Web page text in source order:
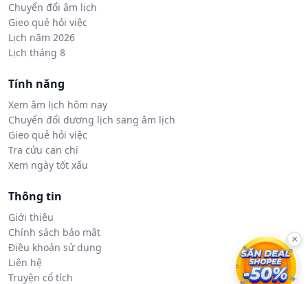
Chuyển đổi âm lịch
Gieo quẻ hỏi việc
Lịch năm 2026
Lịch tháng 8
Tính năng
Xem âm lịch hôm nay
Chuyển đổi dương lịch sang âm lịch
Gieo quẻ hỏi việc
Tra cứu can chi
Xem ngày tốt xấu
Thông tin
Giới thiệu
Chính sách bảo mật
Điều khoản sử dụng
Liên hệ
Truyện cổ tích
×